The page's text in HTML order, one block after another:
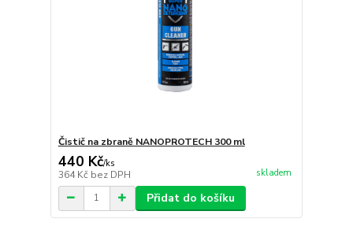
Čistič na zbraně NANOPROTECH 300 ml
440 Kč/ks
364 Kč bez DPH skladem
Přidat do košíku